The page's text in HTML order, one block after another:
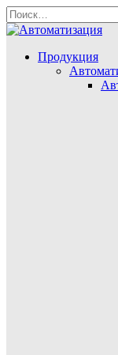
Перейти
к
Search
for:
Продукция